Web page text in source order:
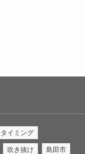
タイミング
吹き抜け 島田市